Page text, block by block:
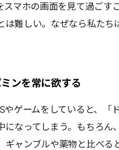
スマホの画面を見て過ごす
は難しい。なぜなら私たち
ンを常に欲する
やゲームをしていると、
になってしまう。もちろん
ギャンブルや薬物と比べ